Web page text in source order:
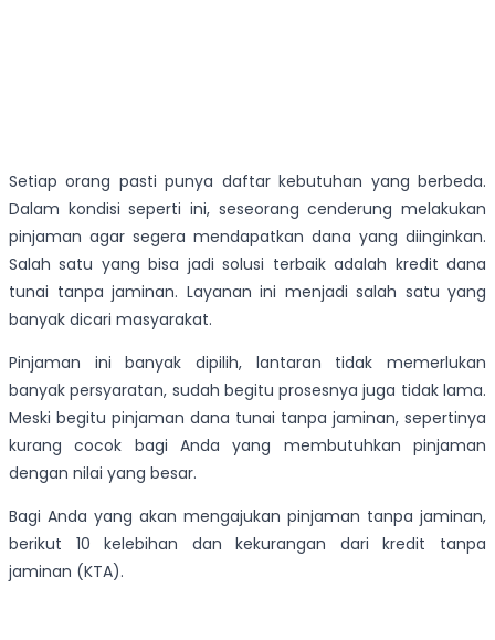
Setiap orang pasti punya daftar kebutuhan yang berbeda.
Dalam kondisi seperti ini, seseorang cenderung melakukan
pinjaman agar segera mendapatkan dana yang diinginkan.
Salah satu yang bisa jadi solusi terbaik adalah kredit dana
tunai tanpa jaminan. Layanan ini menjadi salah satu yang
banyak dicari masyarakat.
Pinjaman ini banyak dipilih, lantaran tidak memerlukan
banyak persyaratan, sudah begitu prosesnya juga tidak lama.
Meski begitu pinjaman dana tunai tanpa jaminan, sepertinya
kurang cocok bagi Anda yang membutuhkan pinjaman
dengan nilai yang besar.
Bagi Anda yang akan mengajukan pinjaman tanpa jaminan,
berikut 10 kelebihan dan kekurangan dari kredit tanpa
jaminan (KTA).